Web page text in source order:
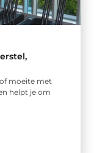
moeite met
helpt je om